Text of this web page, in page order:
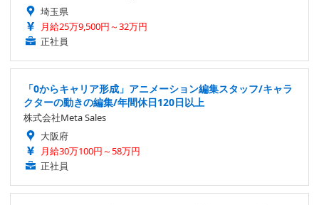
埼玉県
月給25万9,500円～32万円
正社員
「0からキャリア形成」アニメーション編集スタッフ/キャラ
クターの動きの編集/年間休日120日以上
株式会社Meta Sales
大阪府
月給30万100円～58万円
正社員